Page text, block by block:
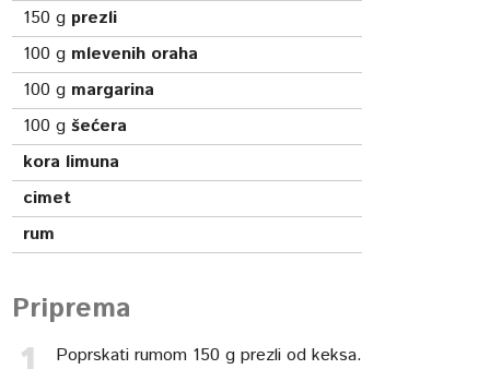
150 g prezli
100 g mlevenih oraha
100 g margarina
100 gšećera
kora limuna
cimet
rum
Priprema
Poprskati rumom 150 g prezli od keksa.